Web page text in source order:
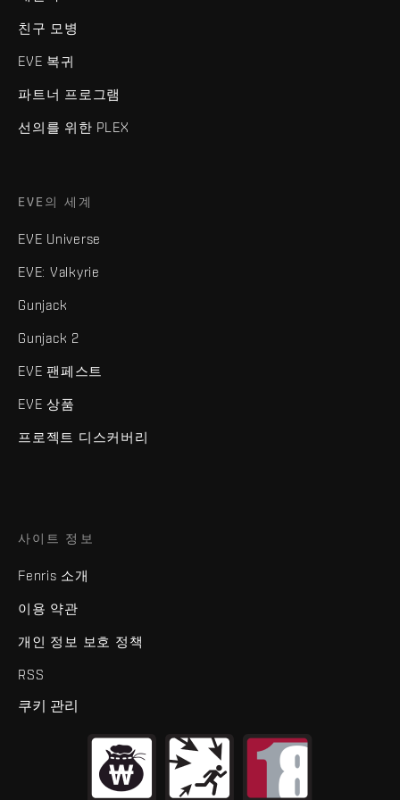
친구 모병
EVE 복귀
파트너 프로그램
선의를 위한 PLEX
EVE의 세계
EVE Universe
EVE: Valkyrie
Gunjack
Gunjack 2
EVE 팬페스트
EVE 상품
프로젝트 디스커버리
사이트 정보
Fenris 소개
이용 약관
개인 정보 보호 정책
RSS
쿠키 관리